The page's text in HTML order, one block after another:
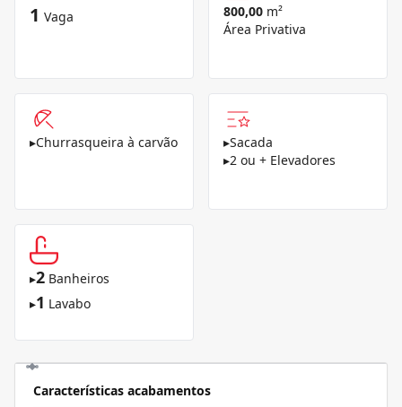
1 Vaga 800,00 m²
Área Privativa
▸Churrasqueira à carvão ▸Sacada
▸2 ou + Elevadores
▸2 Banheiros
▸1 Lavabo
Características acabamentos